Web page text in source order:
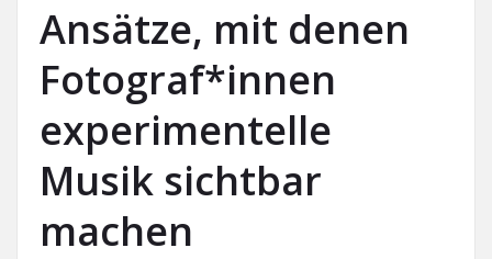
Ansätze, mit denen
Fotograf*innen
experimentelle
Musik sichtbar
machen